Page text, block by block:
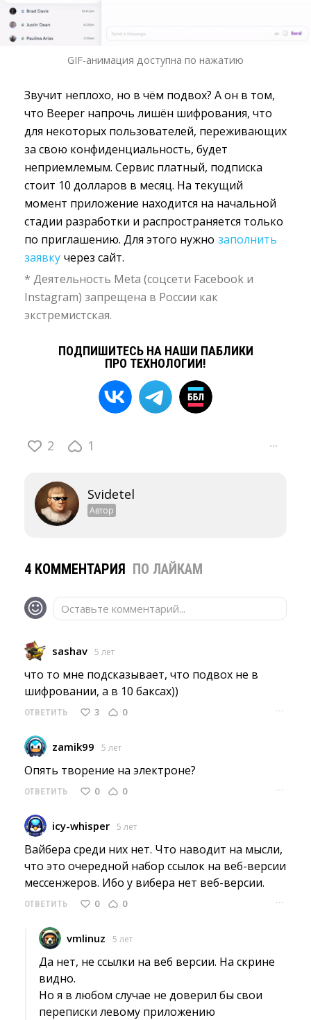
GIF-анимация доступна по нажатию
Звучит неплохо, но в чём подвох? А он в том,
что Beeper напрочь лишён шифрования, что
для некоторых пользователей, переживающих
за свою конфиденциальность, будет
неприемлемым. Сервис платный, подписка
стоит 10 долларов в месяц. На текущий
момент приложение находится на начальной
стадии разработки и распространяется только
по приглашению. Для этого нужно заполнить
заявку через сайт.
* Деятельность Meta (соцсети Facebook и
Instagram) запрещена в России как
экстремистская.
ПОДПИШИТЕСЬ НА НАШИ ПАБЛИКИ
ПРО ТЕХНОЛОГИИ!
2 1 ···
Svidetel
Автор
4 КОММЕНТАРИЯ ПО ЛАЙКАМ
Оставьте комментарий...
sashav 5 лет
что то мне подсказывает, что подвох не в
шифровании, а в 10 баксах))
ОТВЕТИТЬ 3 0 ···
zamik99 5 лет
Опять творение на электроне?
ОТВЕТИТЬ 0 0 ···
icy-whisper 5 лет
Вайбера среди них нет. Что наводит на мысли,
что это очередной набор ссылок на веб-версии
мессенжеров. Ибо у вибера нет веб-версии.
ОТВЕТИТЬ 0 0 ···
vmlinuz 5 лет
Да нет, не ссылки на веб версии. На скрине
видно.
Но я в любом случае не доверил бы свои
переписки левому приложению